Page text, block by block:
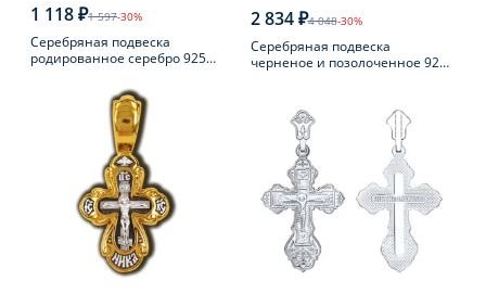
1 118 ₽1 597-30%
Серебряная подвеска
родированное серебро 925
2 834 ₽4 048-30%
Серебряная подвеска
черненое и позолоченное 925